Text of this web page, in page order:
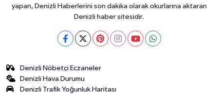
yapan, Denizli Haberlerini son dakika olarak okurlarına aktaran
Denizli haber sitesidir.
Denizli Nöbetçi Eczaneler
Denizli Hava Durumu
Denizli Trafik Yoğunluk Haritası